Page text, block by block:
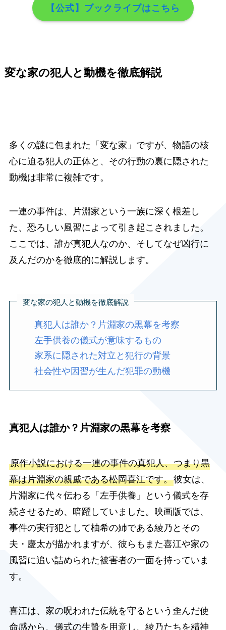
【公式】ブックライブはこちら
変な家の犯人と動機を徹底解説
多くの謎に包まれた「変な家」ですが、物語の核
心に迫る犯人の正体と、その行動の裏に隠された
動機は非常に複雑です。
一連の事件は、片淵家という一族に深く根差し
た、恐ろしい風習によって引き起こされました。
ここでは、誰が真犯人なのか、そしてなぜ凶行に
及んだのかを徹底的に解説します。
変な家の犯人と動機を徹底解説
真犯人は誰か？片淵家の黒幕を考察
左手供養の儀式が意味するもの
家系に隠された対立と犯行の背景
社会性や因習が生んだ犯罪の動機
真犯人は誰か？片淵家の黒幕を考察
原作小説における一連の事件の真犯人、つまり黒
幕は片淵家の親戚である松岡喜江です。彼女は、
片淵家に代々伝わる「左手供養」という儀式を存
続させるため、暗躍していました。映画版では、
事件の実行犯として柚希の姉である綾乃とその
夫・慶太が描かれますが、彼らもまた喜江や家の
風習に追い詰められた被害者の一面を持っていま
す。
喜江は、家の呪われた伝統を守るという歪んだ使
命感から、儀式の生贄を用意し、綾乃たちを精神